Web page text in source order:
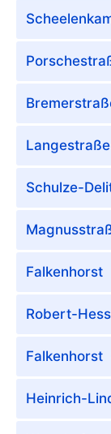
Langestraße
Schulze-
Falkenhorst
Robert-
Falkenhorst
Heinrich-